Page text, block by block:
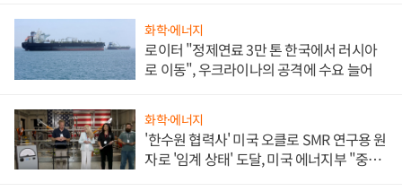
화학·에너지
로이터 "정제연료 3만 톤 한국에서 러시아
로 이동", 우크라이나의 공격에 수요 늘어
화학·에너지
'한수원 협력사' 미국 오클로 SMR 연구용 원
자로 '임계 상태' 도달, 미국 에너지부 "중요